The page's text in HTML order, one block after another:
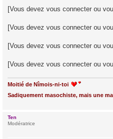
[Vous devez vous connecter ou
[Vous devez vous connecter ou
[Vous devez vous connecter ou
[Vous devez vous connecter ou
Moitié de Nîmois-ni-toi
Sadiquement masochiste, mais une
Ten
Modératrice